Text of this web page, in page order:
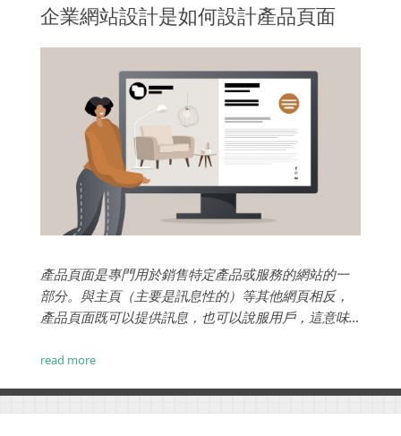
企業網站設計是如何設計產品頁面
產品頁面是專門用於銷售特定產品或服務的網站的一
部分。與主頁（主要是訊息性的）等其他網頁相反，
產品頁面既可以提供訊息，也可以說服用戶，這意味
按鈕。這也是使產品頁面設計成為挑戰的原因，考慮
read more